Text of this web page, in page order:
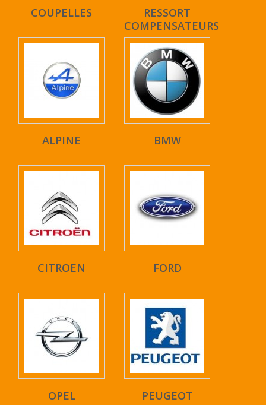
COUPELLES
RESSORT
COMPENSATEURS
ALPINE BMW
CITROEN FORD
OPEL PEUGEOT